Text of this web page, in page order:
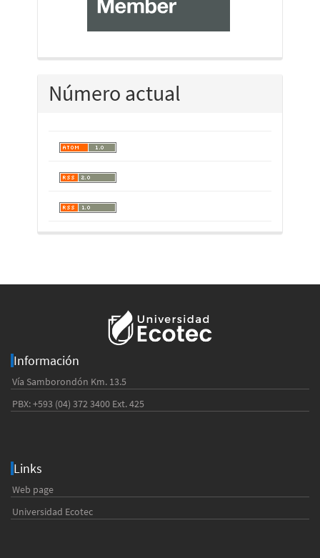
Número actual
Información
Vía Samborondón Km. 13.5
PBX: +593 (04) 372 3400 Ext. 425
Links
Web page
Universidad Ecotec